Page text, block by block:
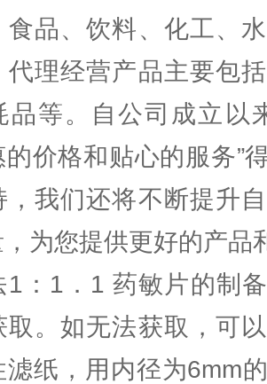
食品、饮料、化工、
代理经营产品主要包
品等。自公司成立以
价格和贴心的服务”
，我们还将不断提升
为您提供更好的产品
1：1．1 药敏片的制
取。如无法获取，可
滤纸，用内径为6mm